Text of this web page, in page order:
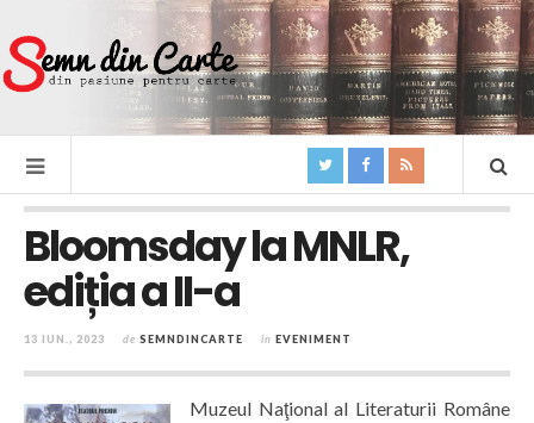
Bloomsday la MNLR,
ediția a II-a
13 IUN., 2023 de SEMNDINCARTE în EVENIMENT
Muzeul Naţional al Literaturii Române